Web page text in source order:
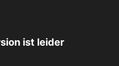
ist leider